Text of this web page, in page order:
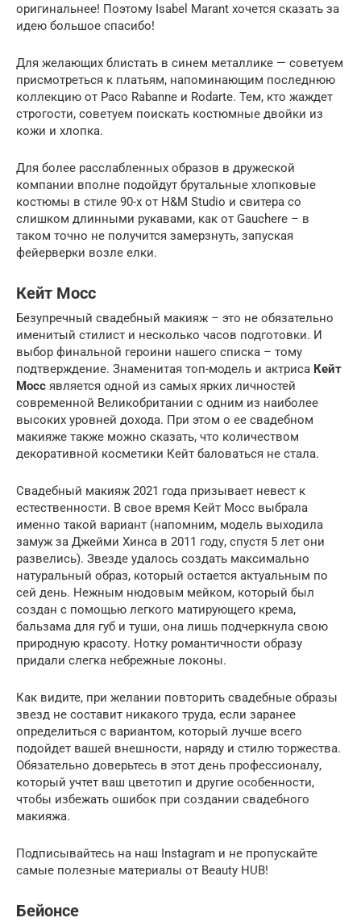
оригинальнее! Поэтому Isabel Marant хочется сказать за
идею большое спасибо!
Для желающих блистать в синем металлике — советуем
присмотреться к платьям, напоминающим последнюю
коллекцию от Paco Rabanne и Rodarte. Тем, кто жаждет
строгости, советуем поискать костюмные двойки из
кожи и хлопка.
Для более расслабленных образов в дружеской
компании вполне подойдут брутальные хлопковые
костюмы в стиле 90-х от H&M Studio и свитера со
слишком длинными рукавами, как от Gauchere – в
таком точно не получится замерзнуть, запуская
фейерверки возле елки.
Кейт Мосс
Безупречный свадебный макияж – это не обязательно
именитый стилист и несколько часов подготовки. И
выбор финальной героини нашего списка – тому
подтверждение. Знаменитая топ-модель и актриса Кейт
Мосс является одной из самых ярких личностей
современной Великобритании с одним из наиболее
высоких уровней дохода. При этом о ее свадебном
макияже также можно сказать, что количеством
декоративной косметики Кейт баловаться не стала.
Свадебный макияж 2021 года призывает невест к
естественности. В свое время Кейт Мосс выбрала
именно такой вариант (напомним, модель выходила
замуж за Джейми Хинса в 2011 году, спустя 5 лет они
развелись). Звезде удалось создать максимально
натуральный образ, который остается актуальным по
сей день. Нежным нюдовым мейком, который был
создан с помощью легкого матирующего крема,
бальзама для губ и туши, она лишь подчеркнула свою
природную красоту. Нотку романтичности образу
придали слегка небрежные локоны.
Как видите, при желании повторить свадебные образы
звезд не составит никакого труда, если заранее
определиться с вариантом, который лучше всего
подойдет вашей внешности, наряду и стилю торжества.
Обязательно доверьтесь в этот день профессионалу,
который учтет ваш цветотип и другие особенности,
чтобы избежать ошибок при создании свадебного
макияжа.
Подписывайтесь на наш Instagram и не пропускайте
самые полезные материалы от Beauty HUB!
Бейонсе